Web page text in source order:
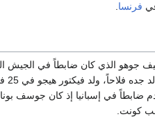
فرنسا
جوهو الذي كان ضابطاً في الجيش
ضابطاً في إسبانيا إذ كان جوسف
كونت.‏